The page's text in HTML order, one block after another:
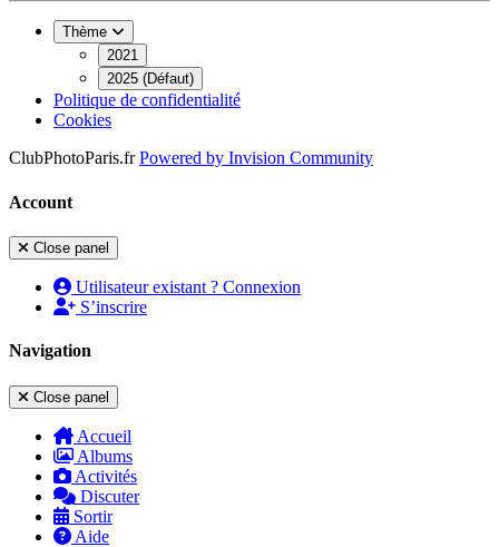
Thème
2021
2025 (Défaut)
Politique de confidentialité
Cookies
ClubPhotoParis.fr Powered by Invision Community
Account
Close panel
Utilisateur existant ? Connexion
S’inscrire
Navigation
Close panel
Accueil
Albums
Activités
Discuter
Sortir
Aide